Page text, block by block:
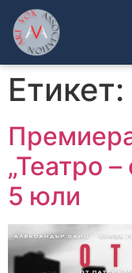
Етикет:
„Театро
5 юли